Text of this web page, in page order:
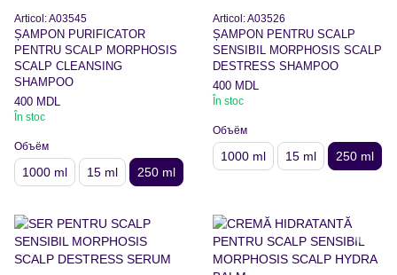
Articol: A03545
ȘAMPON PURIFICATOR
PENTRU SCALP MORPHOSIS
SCALP CLEANSING
SHAMPOO
400 MDL
În stoc
Объём
1000 ml 15 ml 250 ml
Articol: A03526
ȘAMPON PENTRU SCALP
SENSIBIL MORPHOSIS SCALP
DESTRESS SHAMPOO
400 MDL
În stoc
Объём
1000 ml 15 ml 250 ml